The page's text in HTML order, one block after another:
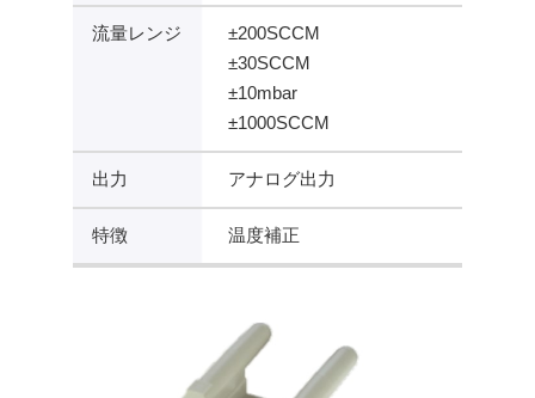
流量レンジ
±200SCCM
±30SCCM
±10mbar
±1000SCCM
出力 アナログ出力
特徴 温度補正